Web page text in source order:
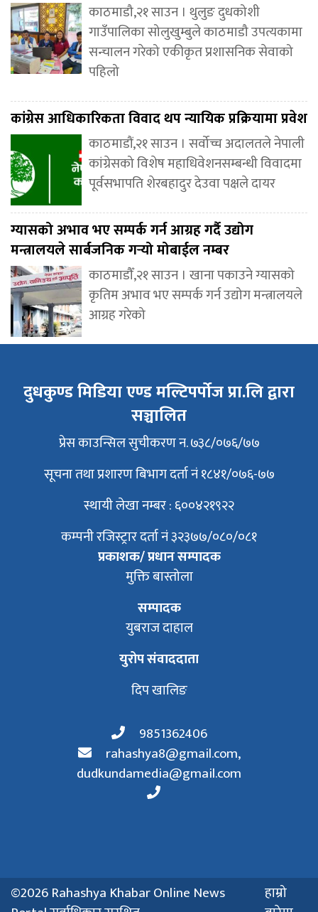
काठमाडौ,२१ साउन । थुलुङ दुधकोशी
गाउँपालिका सोलुखुम्बुले काठमाडौ उपत्यकामा
सन्चालन गरेको एकीकृत प्रशासनिक सेवाको
पहिलो
कांग्रेस आधिकारिकता विवाद थप न्यायिक प्रक्रियामा प्रवेश
काठमाडौं,२१ साउन । सर्वोच्च अदालतले नेपाली
कांग्रेसको विशेष महाधिवेशनसम्बन्धी विवादमा
पूर्वसभापति शेरबहादुर देउवा पक्षले दायर
ग्यासको अभाव भए सम्पर्क गर्न आग्रह गर्दै उद्योग
मन्त्रालयले सार्बजनिक गर्‍यो मोबाईल नम्बर
काठमाडौँ,२१ साउन । खाना पकाउने ग्यासको
कृतिम अभाव भए सम्पर्क गर्न उद्योग मन्त्रालयले
आग्रह गरेको
दुधकुण्ड मिडिया एण्ड मल्टिपर्पोज प्रा.लि द्वारा
सञ्चालित
प्रेस काउन्सिल सुचीकरण न. ७३८/०७६/७७
सूचना तथा प्रशारण बिभाग दर्ता नं १८४१/०७६-७७
स्थायी लेखा नम्बर : ६००४२१९२२
कम्पनी रजिस्ट्रार दर्ता नं ३२३७७/०८०/०८१
प्रकाशक/ प्रधान सम्पादक
मुक्ति बास्तोला
सम्पादक
युबराज दाहाल
युरोप संवाददाता
दिप खालिङ
9851362406
rahashya8@gmail.com,
dudkundamedia@gmail.com
©2026 Rahashya Khabar Online News
हाम्रो